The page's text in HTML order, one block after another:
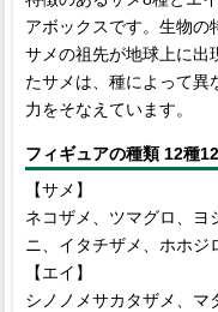
アボックスです。生物の
サメの祖先が地球上に出
たサメは、種によって異
力をそなえています。
フィギュアの種類 12種
【サメ】
ネコザメ、ツマグロ、ヨ
ニ、イタチザメ、ホホジ
【エイ】
シノノメサカタザメ、マ